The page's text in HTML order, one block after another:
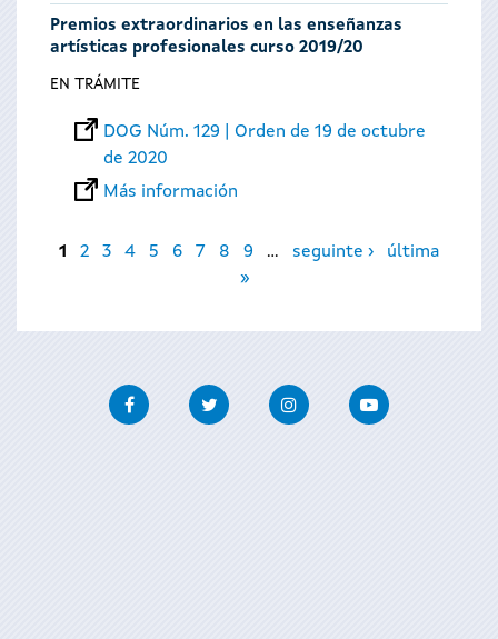
Premios extraordinarios en las enseñanzas
artísticas profesionales curso 2019/20
EN TRÁMITE
DOG Núm. 129 | Orden de 19 de octubre
de 2020
Más información
Páginas
1 2 3 4 5 6 7 8 9 … seguinte ›
última
»
FacebookTwitter InstagramYoutube